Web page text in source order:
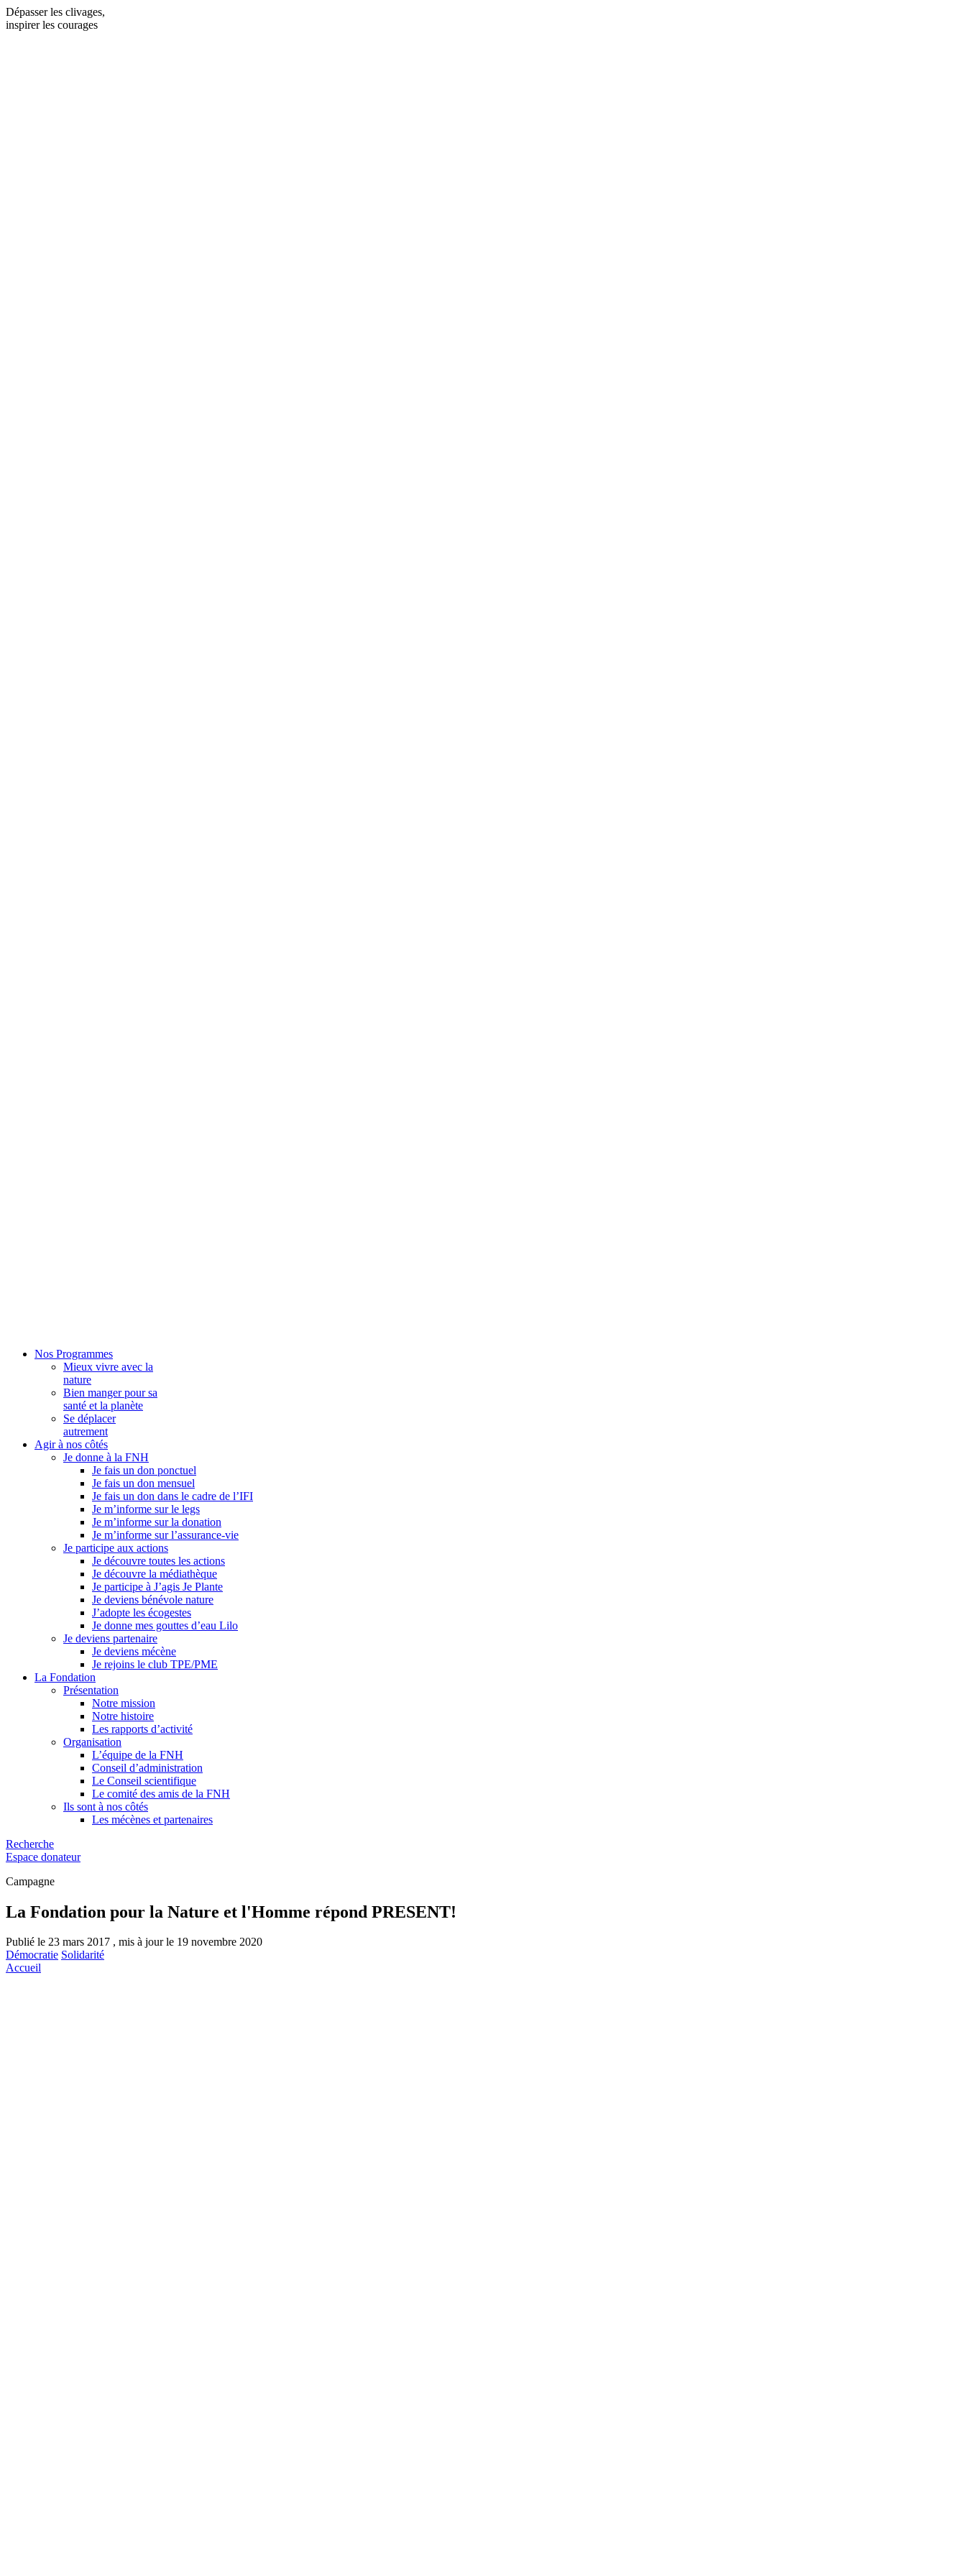
Dépasser les clivages,
inspirer les courages
Nos Programmes
Mieux vivre avec la
nature
Bien manger pour sa
santé et la planète
Se déplacer
autrement
Agir à nos côtés
Je donne à la FNH
Je fais un don ponctuel
Je fais un don mensuel
Je fais un don dans le cadre de l’IFI
Je m’informe sur le legs
Je m’informe sur la donation
Je m’informe sur l’assurance-vie
Je participe aux actions
Je découvre toutes les actions
Je découvre la médiathèque
Je participe à J’agis Je Plante
Je deviens bénévole nature
J’adopte les écogestes
Je donne mes gouttes d’eau Lilo
Je deviens partenaire
Je deviens mécène
Je rejoins le club TPE/PME
La Fondation
Présentation
Notre mission
Notre histoire
Les rapports d’activité
Organisation
L’équipe de la FNH
Conseil d’administration
Le Conseil scientifique
Le comité des amis de la FNH
Ils sont à nos côtés
Les mécènes et partenaires
Recherche
Espace donateur
Campagne
La Fondation pour la Nature et l'Homme répond PRESENT!
Publié le 23 mars 2017 , mis à jour le 19 novembre 2020
Démocratie Solidarité
Accueil